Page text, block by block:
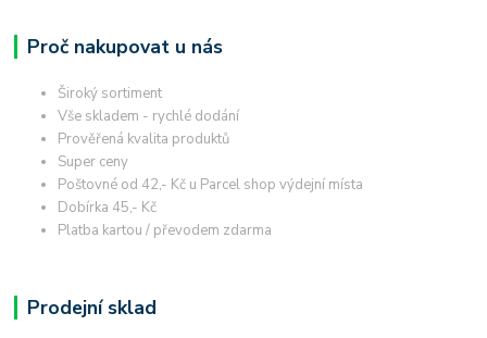
Proč nakupovat u nás
Široký sortiment
Vše skladem - rychlé dodání
Prověřená kvalita produktů
Super ceny
Poštovné od 42,- Kč u Parcel shop výdejní místa
Dobírka 45,- Kč
Platba kartou / převodem zdarma
Prodejní sklad